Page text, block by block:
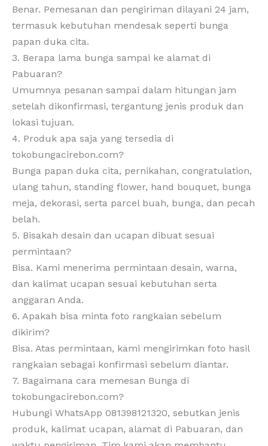
Benar. Pemesanan dan pengiriman dilayani 24 jam,
termasuk kebutuhan mendesak seperti bunga
papan duka cita.
3. Berapa lama bunga sampai ke alamat di
Pabuaran?
Umumnya pesanan sampai dalam hitungan jam
setelah dikonfirmasi, tergantung jenis produk dan
lokasi tujuan.
4. Produk apa saja yang tersedia di
tokobungacirebon.com?
Bunga papan duka cita, pernikahan, congratulation,
ulang tahun, standing flower, hand bouquet, bunga
meja, dekorasi, serta parcel buah, bunga, dan pecah
belah.
5. Bisakah desain dan ucapan dibuat sesuai
permintaan?
Bisa. Kami menerima permintaan desain, warna,
dan kalimat ucapan sesuai kebutuhan serta
anggaran Anda.
6. Apakah bisa minta foto rangkaian sebelum
dikirim?
Bisa. Atas permintaan, kami mengirimkan foto hasil
rangkaian sebagai konfirmasi sebelum diantar.
7. Bagaimana cara memesan Bunga di
tokobungacirebon.com?
Hubungi WhatsApp 081398121320, sebutkan jenis
produk, kalimat ucapan, alamat di Pabuaran, dan